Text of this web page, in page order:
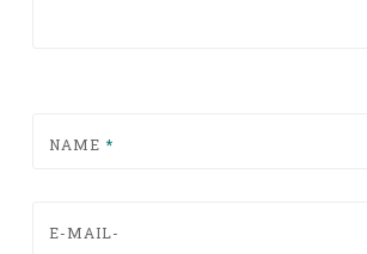
NAME *
E-MAIL-